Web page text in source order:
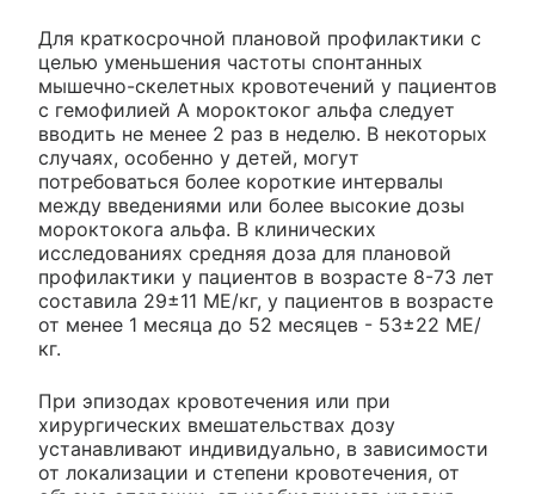
Для краткосрочной плановой профилактики с
целью уменьшения частоты спонтанных
мышечно-скелетных кровотечений у пациентов
с гемофилией А мороктоког альфа следует
вводить не менее 2 раз в неделю. В некоторых
случаях, особенно у детей, могут
потребоваться более короткие интервалы
между введениями или более высокие дозы
мороктокога альфа. В клинических
исследованиях средняя доза для плановой
профилактики у пациентов в возрасте 8-73 лет
составила 29±11 МЕ/кг, у пациентов в возрасте
от менее 1 месяца до 52 месяцев - 53±22 МЕ/
кг.
При эпизодах кровотечения или при
хирургических вмешательствах дозу
устанавливают индивидуально, в зависимости
от локализации и степени кровотечения, от